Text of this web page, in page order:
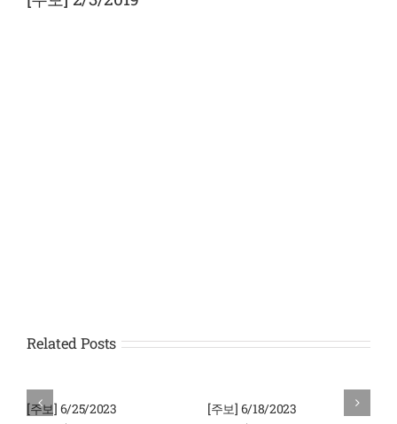
Image
Related Posts
[주보] 6/25/2023 [주보] 6/18/2023